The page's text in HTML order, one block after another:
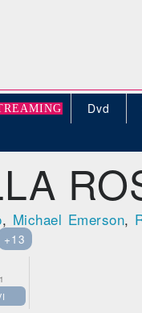
Dvd
, Michael Emerson,
+13
1